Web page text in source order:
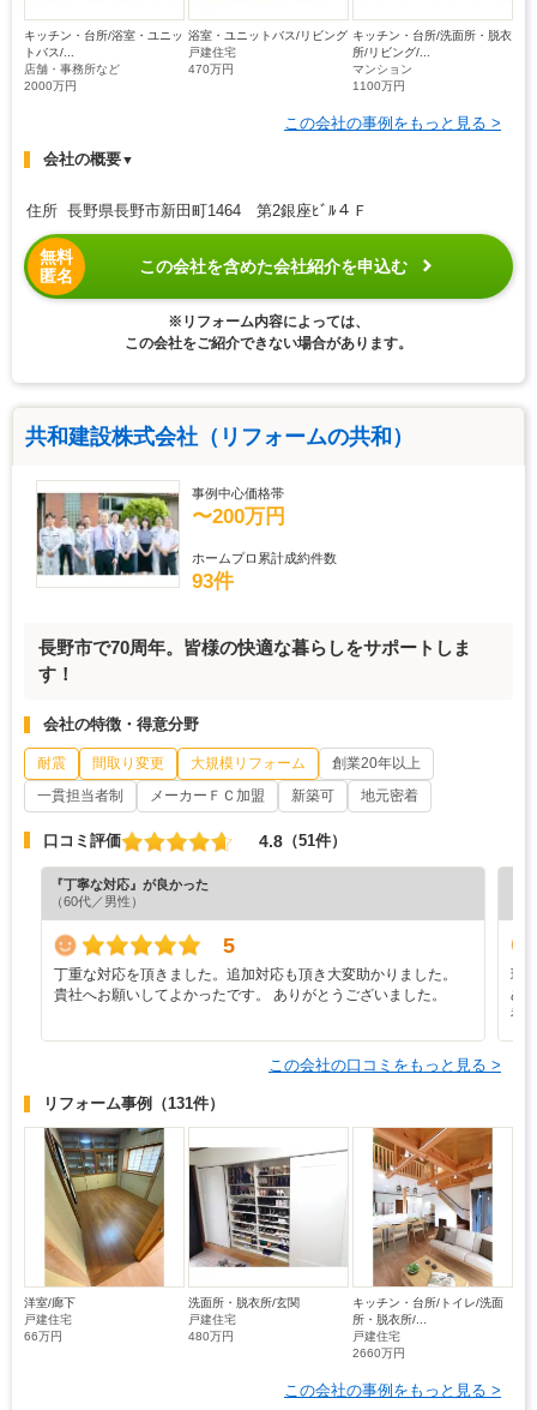
キッチン・台所/浴室・ユニッ
トバス/...
店舗・事務所など
2000万円
浴室・ユニットバス/リビング
戸建住宅
470万円
キッチン・台所/洗面所・脱衣
所/リビング/...
マンション
1100万円
この会社の事例をもっと見る >
会社の概要▼
住所 長野県長野市新田町1464 第2銀座ﾋﾞﾙ４Ｆ
無料
匿名
この会社を含めた会社紹介を申込む
※リフォーム内容によっては、
この会社をご紹介できない場合があります。
共和建設株式会社（リフォームの共和）
事例中心価格帯
〜200万円
ホームプロ累計成約件数
93件
長野市で70周年。皆様の快適な暮らしをサポートしま
す！
会社の特徴・得意分野
耐震 間取り変更 大規模リフォーム
創業20年以上
一貫担当者制
メーカーＦＣ加盟 新築可 地元密着
口コミ評価 4.8 （51件）
『丁寧な対応』が良かった
（60代／男性）
5
丁重な対応を頂きました。追加対応も頂き大変助かりました。
貴社へお願いしてよかったです。 ありがとうございました。
現
め
複
この会社の口コミをもっと見る >
リフォーム事例 （131件）
洋室/廊下
戸建住宅
66万円
洗面所・脱衣所/玄関
戸建住宅
480万円
キッチン・台所/トイレ/洗面
所・脱衣所/...
戸建住宅
2660万円
この会社の事例をもっと見る >